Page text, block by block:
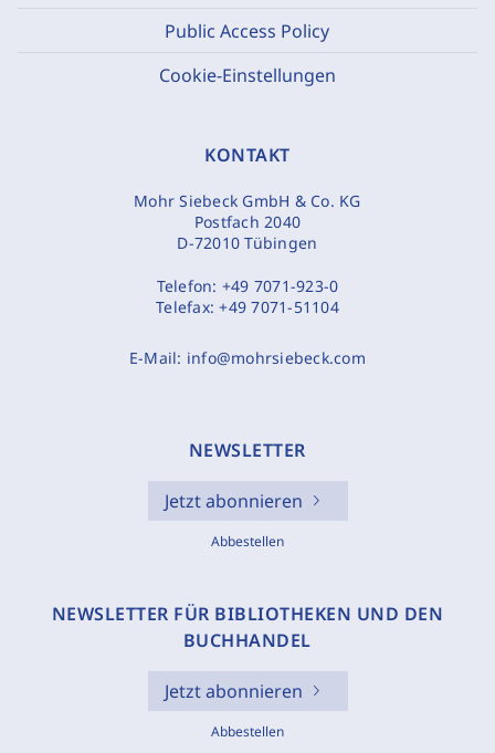
Public Access Policy
Cookie-Einstellungen
KONTAKT
Mohr Siebeck GmbH & Co. KG
Postfach 2040
D-72010 Tübingen
Telefon: +49 7071-923-0
Telefax:+49 7071-51104
E-Mail: info@mohrsiebeck.com
NEWSLETTER
Jetzt abonnieren
Abbestellen
NEWSLETTER FÜR BIBLIOTHEKEN UND DEN
BUCHHANDEL
Jetzt abonnieren
Abbestellen